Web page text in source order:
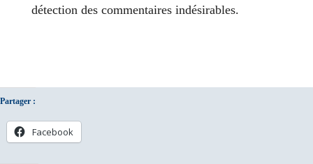
détection des commentaires indésirables.
Partager :
Facebook